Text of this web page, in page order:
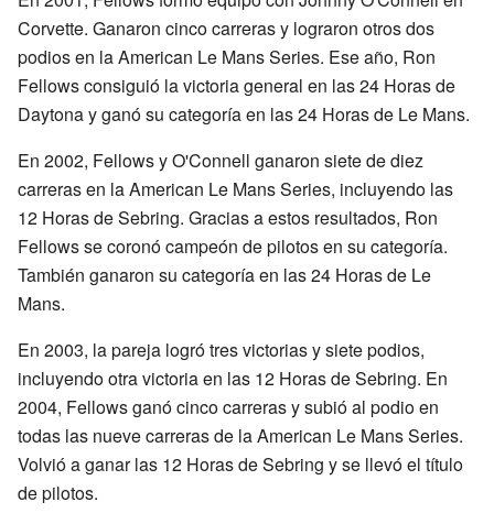
Corvette. Ganaron cinco carreras y lograron otros dos
podios en la American Le Mans Series. Ese año, Ron
Fellows consiguió la victoria general en las 24 Horas de
Daytona y ganó su categoría en las 24 Horas de Le Mans.
En 2002, Fellows y O'Connell ganaron siete de diez
carreras en la American Le Mans Series, incluyendo las
12 Horas de Sebring. Gracias a estos resultados, Ron
Fellows se coronó campeón de pilotos en su categoría.
También ganaron su categoría en las 24 Horas de Le
Mans.
En 2003, la pareja logró tres victorias y siete podios,
incluyendo otra victoria en las 12 Horas de Sebring. En
2004, Fellows ganó cinco carreras y subió al podio en
todas las nueve carreras de la American Le Mans Series.
Volvió a ganar las 12 Horas de Sebring y se llevó el título
de pilotos.